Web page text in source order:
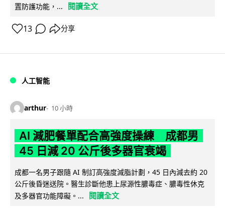
置防護功能，...
閱讀全文
13 分享
人工智能
arthur 10 小時
AI 減肥餐單配合高強度操練 成都男
45 日減 20 公斤後多器官衰竭
成都一名男子跟隨 AI 制訂高強度減脂計劃，45 日內減去約 20
公斤後昏迷送院。醫生診斷他患上尿源性膿毒症、膿毒性休克
及多器官功能障礙。...
閱讀全文